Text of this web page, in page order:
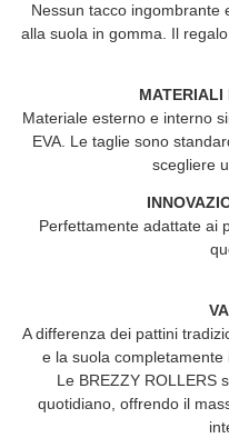
Nessun tacco ingombrante
alla suola in gomma. Il
MATERIALI
Materiale esterno e interno
EVA. Le taglie sono
scegliere
Perfettamente adattate ai
A differenza dei pattini
e la suola completamente
Le BREZZY ROLLERS
quotidiano, offrendo il